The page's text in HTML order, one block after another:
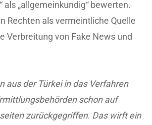
als „allgemeinkundig“ bewerten.
Rechten als vermeintliche Quelle
Verbreitung von Fake News und
aus der Türkei in das Verfahren
schon auf
zurückgegriffen. Das wirft ein